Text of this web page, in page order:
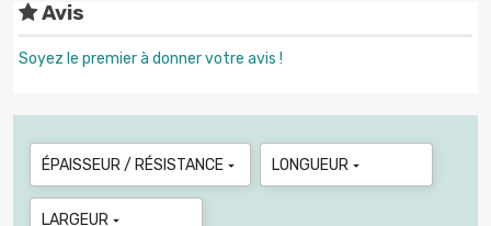
Avis
Soyez le premier à donner votre avis !
ÉPAISSEUR / RÉSISTANCE  LONGUEUR 
LARGEUR 